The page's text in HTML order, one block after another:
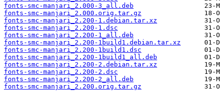
fonts-smc-manjari_2.000-3_all.deb
fonts-smc-manjari_2.000.orig.tar.gz
fonts-smc-manjari_2.200-1.debian.tar.xz
fonts-smc-manjari_2.200-1.dsc
fonts-smc-manjari_2.200-1_all.deb
fonts-smc-manjari_2.200-1build1.debian.tar.xz
fonts-smc-manjari_2.200-1build1.dsc
fonts-smc-manjari_2.200-1build1_all.deb
fonts-smc-manjari_2.200-2.debian.tar.xz
fonts-smc-manjari_2.200-2.dsc
fonts-smc-manjari_2.200-2_all.deb
fonts-smc-manjari_2.200.orig.tar.gz